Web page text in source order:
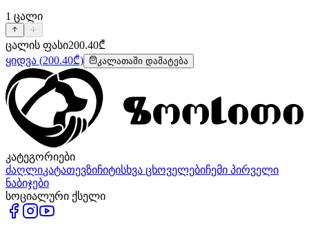
1 ცალი
ცალის ფასი200.40₾
ყიდვა (200.40₾) კალათაში დამატება
კატეგორიები
ძაღლიკატათევზიჩიტისხვა ცხოველებიჩემი პირველი
ნაბიჯები
სოციალური ქსელი